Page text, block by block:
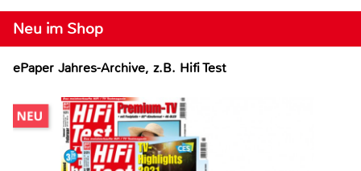
Neu im Shop
ePaper Jahres-Archive, z.B. Hifi Test